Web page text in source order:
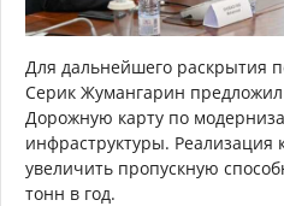
Для дальнейшего раскрытия
Серик Жумангарин
Дорожную карту по
инфраструктуры. Реализация
увеличить пропускную
тонн в год.